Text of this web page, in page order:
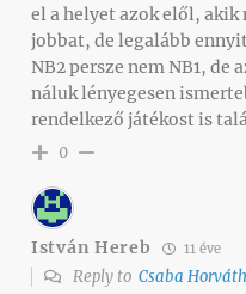
el a helyet azok elől,
jobbat, de legalább
NB2 persze nem NB1,
náluk lényegesen
rendelkező játékost is
0
István Hereb 11 éve
Reply to Csaba Horváth